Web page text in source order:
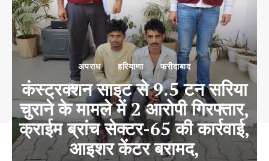
अपराध हरियाणा फरीदाबाद
कंस्ट्रक्शन साइट से 9.5 टन सरिया
चुराने के मामले में 2 आरोपी गिरफ्तार,
क्राईम ब्रांच सेक्टर-65 की कार्रवाई,
आइशर केंटर बरामद,